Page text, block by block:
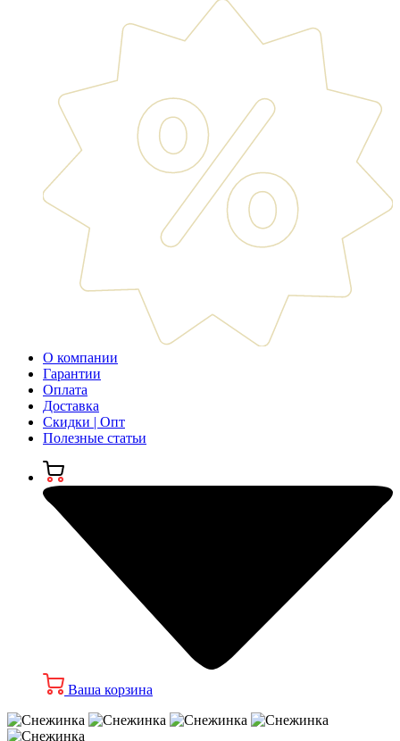
О компании
Гарантии
Оплата
Доставка
Скидки | Опт
Полезные статьи
Ваша корзина